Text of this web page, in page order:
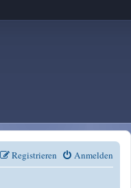
Anmelden
Registrieren